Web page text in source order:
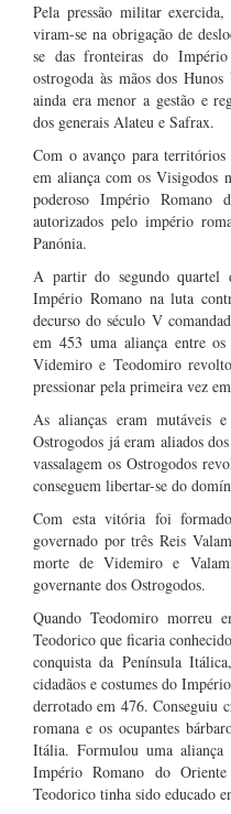
Pela pressão militar
viram-se na obrigação de
se das fronteiras do
ostrogoda às mãos dos
ainda era menor a gestão e
dos generais Alateu e Safrax.
Com o avanço para
em aliança com os Visigodos
poderoso Império Romano
autorizados pelo império
Panónia.
A partir do segundo quartel
Império Romano na luta
decurso do século V
em 453 uma aliança entre
Videmiro e Teodomiro
pressionar pela primeira vez
As alianças eram mutáveis
Ostrogodos já eram aliados
vassalagem os Ostrogodos
conseguem libertar-se do
Com esta vitória foi
governado por três Reis
morte de Videmiro e
governante dos Ostrogodos.
Quando Teodomiro morreu
Teodorico que ficaria
conquista da Península
cidadãos e costumes do
derrotado em 476. Conseguiu
romana e os ocupantes
Itália. Formulou uma
Império Romano do
Teodorico tinha sido educado